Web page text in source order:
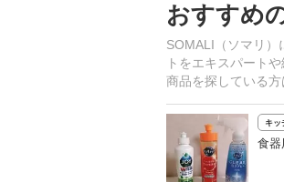
おすすめ
SOMALI（ソマリ）
トをエキスパート
商品を探している方
キッ
食器